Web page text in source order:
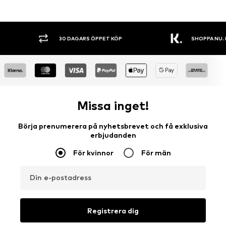
30 DAGARS ÖPPET KÖP SHOPPA NU.
Missa inget!
Börja prenumerera på nyhetsbrevet och få exklusiva
erbjudanden
För kvinnor För män
Din e-postadress
Registrera dig